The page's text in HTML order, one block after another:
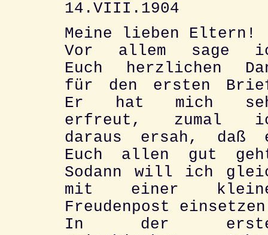
14.VIII.1904
Meine lieben Eltern!
Vor allem sage
Euch herzlichen
für den ersten
Er hat mich
erfreut, zumal
daraus ersah, daß
Euch allen gut
Sodann will ich
mit einer
Freudenpost
In der